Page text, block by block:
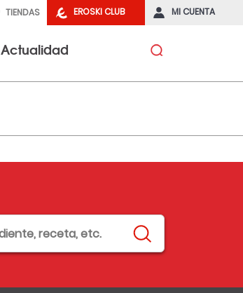
EROSKI CLUB MI CUENTA
TIENDAS
Actualidad